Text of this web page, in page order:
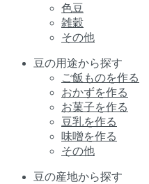
色豆
雑穀
その他
豆の用途から探す
ご飯ものを作る
おかずを作る
お菓子を作る
豆乳を作る
味噌を作る
その他
豆の産地から探す